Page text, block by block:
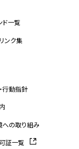
ド一覧
ンク集
行動指針
への取り組み
証一覧